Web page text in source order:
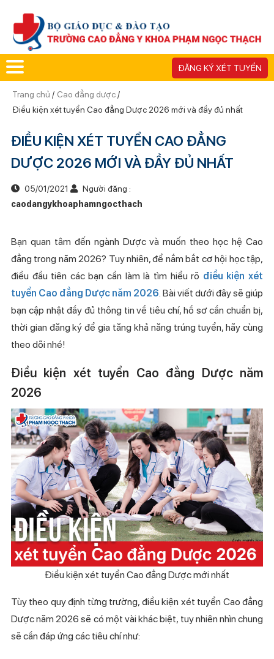
ĐĂNG KÝ XÉT TUYỂN
Trang chủ / Cao đẳng dược/
Điều kiện xét tuyển Cao đẳng Dược 2026 mới và đầy đủ nhất
ĐIỀU KIỆN XÉT TUYỂN CAO ĐẲNG
DƯỢC 2026 MỚI VÀ ĐẦY ĐỦ NHẤT
05/01/2021
Người đăng :
caodangykhoaphamngocthach
Bạn quan tâm đến ngành Dược và muốn theo học hệ Cao
đẳng trong năm 2026? Tuy nhiên, để nắm bắt cơ hội học tập,
điều đầu tiên các bạn cần làm là tìm hiểu rõ điều kiện xét
tuyển Cao đẳng Dược năm 2026. Bài viết dưới đây sẽ giúp
bạn cập nhật đầy đủ thông tin về tiêu chí, hồ sơ cần chuẩn bị,
thời gian đăng ký để gia tăng khả năng trúng tuyển, hãy cùng
theo dõi nhé!
Điều kiện xét tuyển Cao đẳng Dược năm
2026
Điều kiện xét tuyển Cao đẳng Dược mới nhất
Tùy theo quy định từng trường, điều kiện xét tuyển Cao đẳng
Dược năm 2026 sẽ có một vài khác biệt, tuy nhiên nhìn chung
sẽ cần đáp ứng các tiêu chí như: